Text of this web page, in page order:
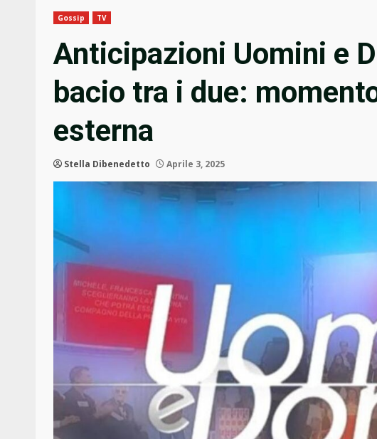
Gossip TV
Anticipazioni Uomini e
bacio tra i due:
esterna
Stella Dibenedetto Aprile 3, 2025